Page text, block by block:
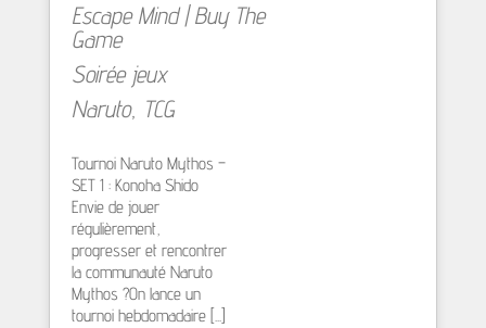
Escape Mind | Buy The
Game
Soirée jeux
Naruto, TCG
Tournoi Naruto Mythos –
SET 1 : Konoha Shido
Envie de jouer
régulièrement,
progresser et rencontrer
la communauté Naruto
Mythos ?On lance un
tournoi hebdomadaire [...]